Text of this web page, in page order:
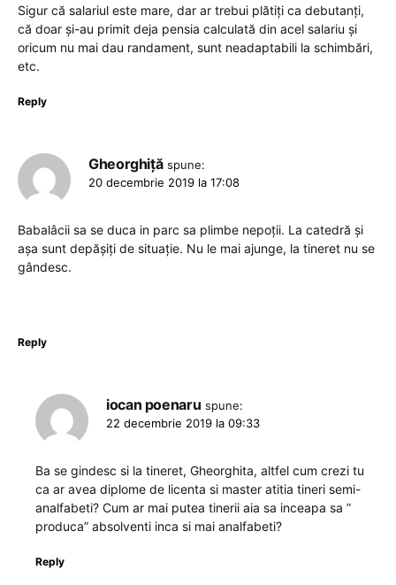
Sigur că salariul este mare, dar ar trebui plătiți ca debutanți,
că doar și-au primit deja pensia calculată din acel salariu și
oricum nu mai dau randament, sunt neadaptabili la schimbări,
etc.
Reply
Gheorghiță spune:
20 decembrie 2019 la 17:08
Babalâcii sa se duca in parc sa plimbe nepoții. La catedră și
așa sunt depășiți de situație. Nu le mai ajunge, la tineret nu se
gândesc.
Reply
iocan poenaru spune:
22 decembrie 2019 la 09:33
Ba se gindesc si la tineret, Gheorghita, altfel cum crezi tu
ca ar avea diplome de licenta si master atitia tineri semi-
analfabeti? Cum ar mai putea tinerii aia sa inceapa sa ”
produca” absolventi inca si mai analfabeti?
Reply